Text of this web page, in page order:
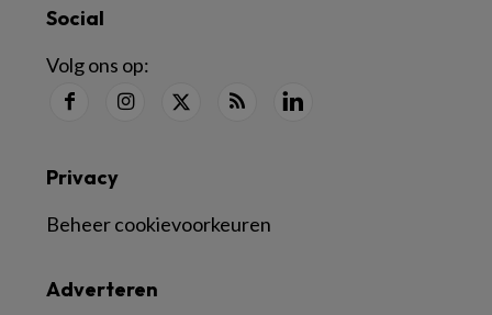
Social
Volg ons op:
Adverteren
Privacy
Beheer cookievoorkeuren